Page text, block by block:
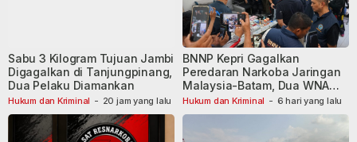
Hukum dan Kriminal - 20 jam yang lalu
Sabu 3 Kilogram Tujuan Jambi
Digagalkan di Tanjungpinang,
Dua Pelaku Diamankan
Hukum dan Kriminal - 6 hari yang lalu
BNNP Kepri Gagalkan
Peredaran Narkoba Jaringan
Malaysia-Batam, Dua WNA
Masih Diburu